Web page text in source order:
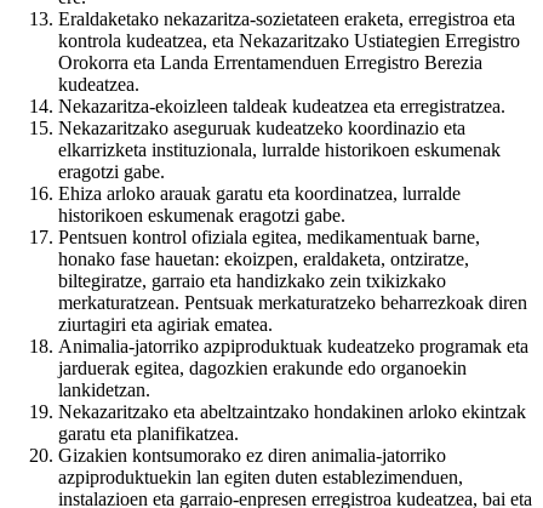
Eraldaketako nekazaritza-sozietateen eraketa, erregistroa eta
kontrola kudeatzea, eta Nekazaritzako Ustiategien Erregistro
Orokorra eta Landa Errentamenduen Erregistro Berezia
kudeatzea.
Nekazaritza-ekoizleen taldeak kudeatzea eta erregistratzea.
Nekazaritzako aseguruak kudeatzeko koordinazio eta
elkarrizketa instituzionala, lurralde historikoen eskumenak
eragotzi gabe.
Ehiza arloko arauak garatu eta koordinatzea, lurralde
historikoen eskumenak eragotzi gabe.
Pentsuen kontrol ofiziala egitea, medikamentuak barne,
honako fase hauetan: ekoizpen, eraldaketa, ontziratze,
biltegiratze, garraio eta handizkako zein txikizkako
merkaturatzean. Pentsuak merkaturatzeko beharrezkoak diren
ziurtagiri eta agiriak ematea.
Animalia-jatorriko azpiproduktuak kudeatzeko programak eta
jarduerak egitea, dagozkien erakunde edo organoekin
lankidetzan.
Nekazaritzako eta abeltzaintzako hondakinen arloko ekintzak
garatu eta planifikatzea.
Gizakien kontsumorako ez diren animalia-jatorriko
azpiproduktuekin lan egiten duten establezimenduen,
instalazioen eta garraio-enpresen erregistroa kudeatzea, bai eta